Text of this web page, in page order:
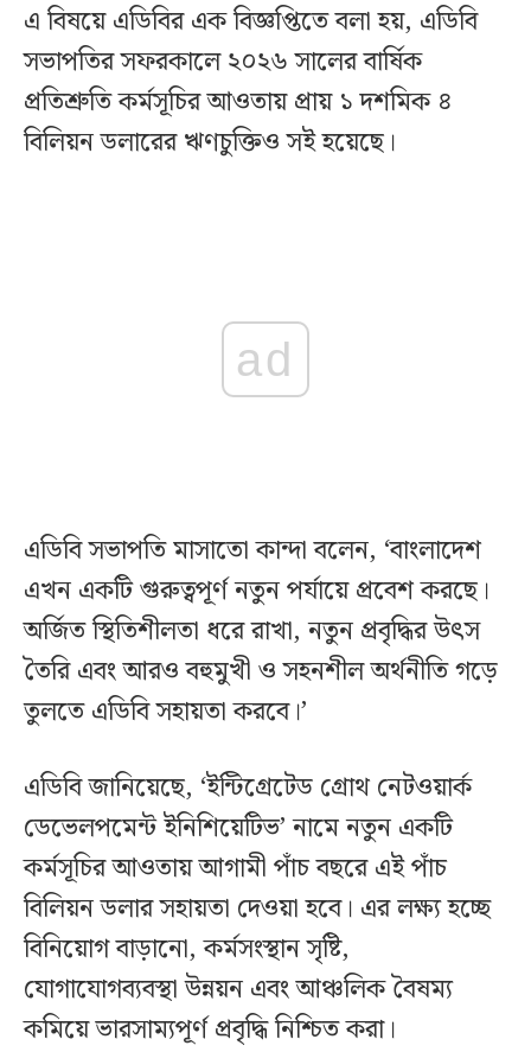
এ বিষয়ে এডিবির এক বিজ্ঞপ্তিতে বলা হয়, এডিবি
সভাপতির সফরকালে ২০২৬ সালের বার্ষিক
প্রতিশ্রুতি কর্মসূচির আওতায় প্রায় ১ দশমিক ৪
বিলিয়ন ডলারের ঋণচুক্তিও সই হয়েছে।
ad
এডিবি সভাপতি মাসাতো কান্দা বলেন, ‘বাংলাদেশ
এখন একটি গুরুত্বপূর্ণ নতুন পর্যায়ে প্রবেশ করছে।
অর্জিত স্থিতিশীলতা ধরে রাখা, নতুন প্রবৃদ্ধির উৎস
তৈরি এবং আরও বহুমুখী ও সহনশীল অর্থনীতি গড়ে
তুলতে এডিবি সহায়তা করবে।’
এডিবি জানিয়েছে, ‘ইন্টিগ্রেটেড গ্রোথ নেটওয়ার্ক
ডেভেলপমেন্ট ইনিশিয়েটিভ’ নামে নতুন একটি
কর্মসূচির আওতায় আগামী পাঁচ বছরে এই পাঁচ
বিলিয়ন ডলার সহায়তা দেওয়া হবে। এর লক্ষ্য হচ্ছে
বিনিয়োগ বাড়ানো, কর্মসংস্থান সৃষ্টি,
যোগাযোগব্যবস্থা উন্নয়ন এবং আঞ্চলিক বৈষম্য
কমিয়ে ভারসাম্যপূর্ণ প্রবৃদ্ধি নিশ্চিত করা।